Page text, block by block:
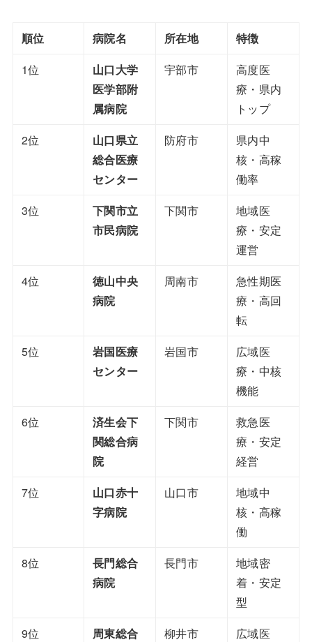
順位 病院名 所在地
特徴
1位
山口大学
医学部附
属病院
宇部市
高度医
療・県内
トップ
2位
山口県立
総合医療
センター
防府市
県内中
核・高稼
働率
3位
下関市立
市民病院
下関市
地域医
療・安定
運営
4位
徳山中央
病院
周南市
急性期医
療・高回
転
5位
岩国医療
センター
岩国市
広域医
療・中核
機能
6位
済生会下
関総合病
院
下関市
救急医
療・安定
経営
7位
山口赤十
字病院
山口市
地域中
核・高稼
働
8位
長門総合
病院
長門市
地域密
着・安定
型
9位
周東総合
柳井市
広域医